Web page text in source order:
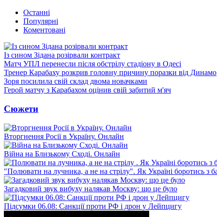
Останні
Популярні
Коментовані
Із сином Зідана розірвали контракт
Матч УПЛ перенесли після обстрілу стадіону в Одесі
Тренер Карабаху розкрив головну причину поразки від Динамо
Зоря посилила свій склад двома новачками
Герой матчу з Карабахом оцінив свій забитий м'яч
Сюжети
Вторгнення Росії в Україну. Онлайн
Війна на Близькому Сході. Онлайн
"Полювати на лучника, а не на стрілу". Як Україні боротись з
Загадковий звук вибуху налякав Москву: що це було
Підсумки 06.08: Санкції проти РФ і дрон у Лейпцигу